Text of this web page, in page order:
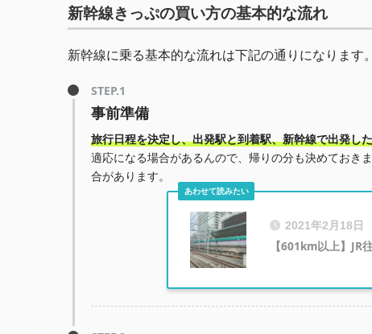
新幹線きっぷの買い方の基本的な流れ
新幹線に乗る基本的な流れは下記の通りになります。
事前準備
旅行日程を決定し、出発駅と到着駅、新幹線で出発し
適応になる場合があるんので、帰りの分も決めておき
合があります。
2021年2月18日
【601km以上】JR